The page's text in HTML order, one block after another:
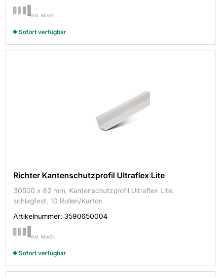
inkl. MwSt.
Sofort verfügbar
Richter Kantenschutzprofil Ultraflex Lite
30500 x 82 mm, Kantenschutzprofil Ultraflex Lite,
schlagfest, 10 Rollen/Karton
Artikelnummer: 3590650004
inkl. MwSt.
Sofort verfügbar